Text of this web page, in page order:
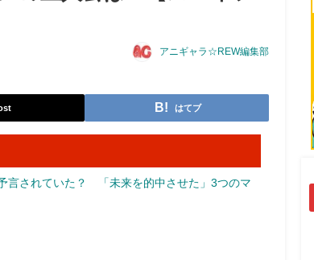
アニギャラ☆REW編集部
はてブ
言されていた？ 「未来を的中させた」3つのマ